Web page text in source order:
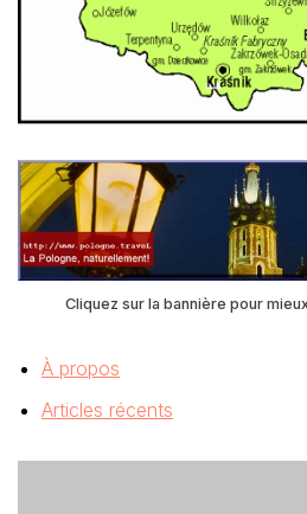
Cliquez sur la bannière pour
À propos
Articles récents